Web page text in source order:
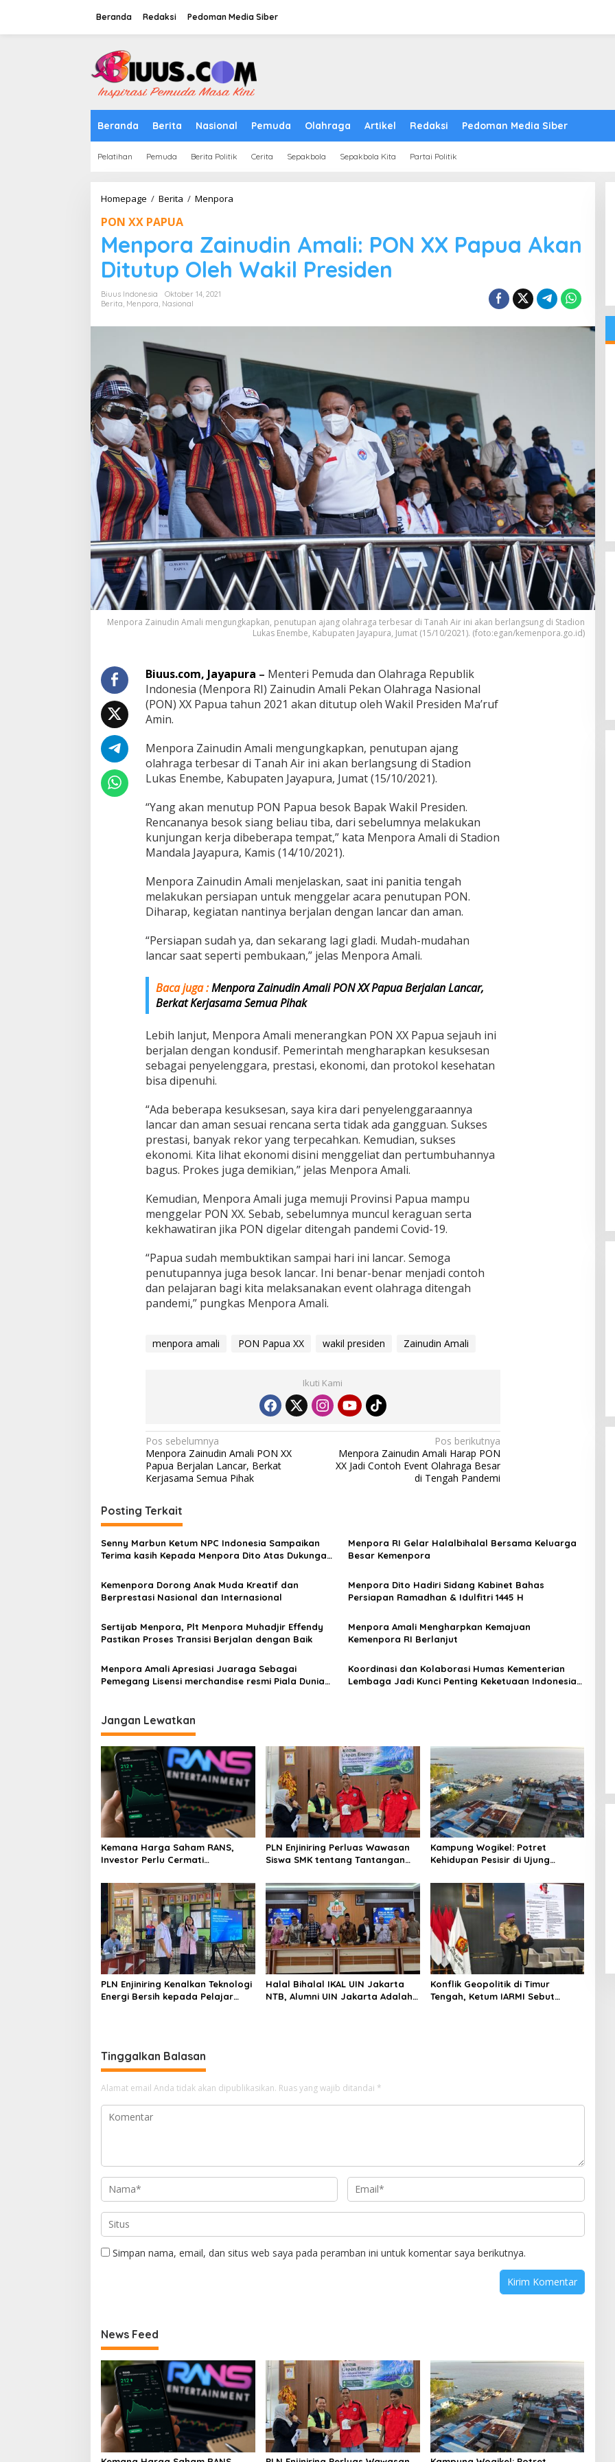
Beranda Redaksi Pedoman Media Siber
Beranda Berita Nasional Pemuda Olahraga Artikel Redaksi Pedoman Media Siber
Pelatihan Pemuda Berita Politik Cerita Sepakbola Sepakbola Kita Partai Politik
Homepage / Berita / Menpora
XX
Papua
Akan
PON XX PAPUA
Menpora Zainudin Amali: PON XX Papua Akan
Ditutup Oleh Wakil Presiden
Biuus Indonesia
Oktober 14, 2021
Berita, Menpora, Nasional
Menpora Zainudin Amali mengungkapkan, penutupan ajang olahraga terbesar di Tanah Air ini akan berlangsung di Stadion
Lukas Enembe, Kabupaten Jayapura, Jumat (15/10/2021). (foto:egan/kemenpora.go.id)
Biuus.com, Jayapura – Menteri Pemuda dan Olahraga Republik
Indonesia (Menpora RI) Zainudin Amali Pekan Olahraga Nasional
(PON) XX Papua tahun 2021 akan ditutup oleh Wakil Presiden Ma’ruf
Amin.
Menpora Zainudin Amali mengungkapkan, penutupan ajang
olahraga terbesar di Tanah Air ini akan berlangsung di Stadion
Lukas Enembe, Kabupaten Jayapura, Jumat (15/10/2021).
“Yang akan menutup PON Papua besok Bapak Wakil Presiden.
Rencananya besok siang beliau tiba, dari sebelumnya melakukan
kunjungan kerja dibeberapa tempat,” kata Menpora Amali di Stadion
Mandala Jayapura, Kamis (14/10/2021).
Menpora Zainudin Amali menjelaskan, saat ini panitia tengah
melakukan persiapan untuk menggelar acara penutupan PON.
Diharap, kegiatan nantinya berjalan dengan lancar dan aman.
“Persiapan sudah ya, dan sekarang lagi gladi. Mudah-mudahan
lancar saat seperti pembukaan,” jelas Menpora Amali.
Baca juga :Menpora Zainudin Amali PON XX Papua Berjalan Lancar,
Berkat Kerjasama Semua Pihak
Lebih lanjut, Menpora Amali menerangkan PON XX Papua sejauh ini
berjalan dengan kondusif. Pemerintah mengharapkan kesuksesan
sebagai penyelenggara, prestasi, ekonomi, dan protokol kesehatan
bisa dipenuhi.
“Ada beberapa kesuksesan, saya kira dari penyelenggaraannya
lancar dan aman sesuai rencana serta tidak ada gangguan. Sukses
prestasi, banyak rekor yang terpecahkan. Kemudian, sukses
ekonomi. Kita lihat ekonomi disini menggeliat dan pertumbuhannya
bagus. Prokes juga demikian,” jelas Menpora Amali.
Kemudian, Menpora Amali juga memuji Provinsi Papua mampu
menggelar PON XX. Sebab, sebelumnya muncul keraguan serta
kekhawatiran jika PON digelar ditengah pandemi Covid-19.
“Papua sudah membuktikan sampai hari ini lancar. Semoga
penutupannya juga besok lancar. Ini benar-benar menjadi contoh
dan pelajaran bagi kita melaksanakan event olahraga ditengah
pandemi,” pungkas Menpora Amali.
menpora amali PON Papua XX wakil presiden Zainudin Amali
Ikuti Kami
Navigasi
pos
Pos sebelumnya
Menpora Zainudin Amali PON XX
Papua Berjalan Lancar, Berkat
Kerjasama Semua Pihak
Pos berikutnya
Menpora Zainudin Amali Harap PON
XX Jadi Contoh Event Olahraga Besar
di Tengah Pandemi
Posting Terkait
Senny Marbun Ketum NPC Indonesia Sampaikan
Terima kasih Kepada Menpora Dito Atas Dukungan
Menpora RI Gelar Halalbihalal Bersama Keluarga
Besar Kemenpora
Kemenpora Dorong Anak Muda Kreatif dan
Berprestasi Nasional dan Internasional
Menpora Dito Hadiri Sidang Kabinet Bahas
Persiapan Ramadhan & Idulfitri 1445 H
Sertijab Menpora, Plt Menpora Muhadjir Effendy
Pastikan Proses Transisi Berjalan dengan Baik
Menpora Amali Mengharpkan Kemajuan
Kemenpora RI Berlanjut
Menpora Amali Apresiasi Juaraga Sebagai
Pemegang Lisensi merchandise resmi Piala Dunia
Koordinasi dan Kolaborasi Humas Kementerian
Lembaga Jadi Kunci Penting Keketuaan Indonesia
Jangan Lewatkan
Kemana Harga Saham RANS,
Investor Perlu Cermati
Spekulasi Berlebihan
PLN Enjiniring Perluas Wawasan
Siswa SMK tentang Tantangan
Kampung Wogikel: Potret
Kehidupan Pesisir di Ujung
Tengah Keterbatasan
PLN Enjiniring Kenalkan Teknologi
Energi Bersih kepada Pelajar
Halal Bihalal IKAL UIN Jakarta
NTB, Alumni UIN Jakarta Adalah
Konflik Geopolitik di Timur
Tengah, Ketum IARMI Sebut
Tinggalkan Balasan
Alamat email Anda tidak akan dipublikasikan. Ruas yang wajib ditandai *
Simpan nama, email, dan situs web saya pada peramban ini untuk komentar saya berikutnya.
News Feed
Enam Pejabat Baru Resmi Dilantik